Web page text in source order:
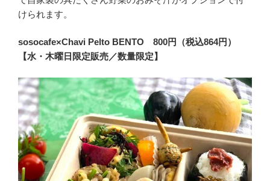
けられます。
sosocafe×Chavi Pelto BENTO 800円（税込864円）
【水・木曜日限定販売／数量限定】